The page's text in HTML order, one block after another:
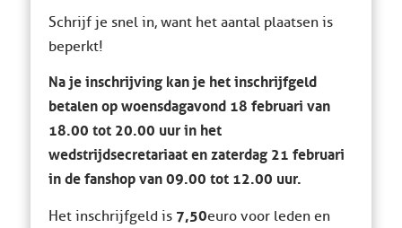
Schrijf je snel in, want het aantal plaatsen is
beperkt!
Na je inschrijving kan je het inschrijfgeld
betalen op woensdagavond 18 februari van
18.00 tot 20.00 uur in het
wedstrijdsecretariaat en zaterdag 21 februari
in de fanshop van 09.00 tot 12.00 uur.
Het inschrijfgeld is 7,50euro voor leden en